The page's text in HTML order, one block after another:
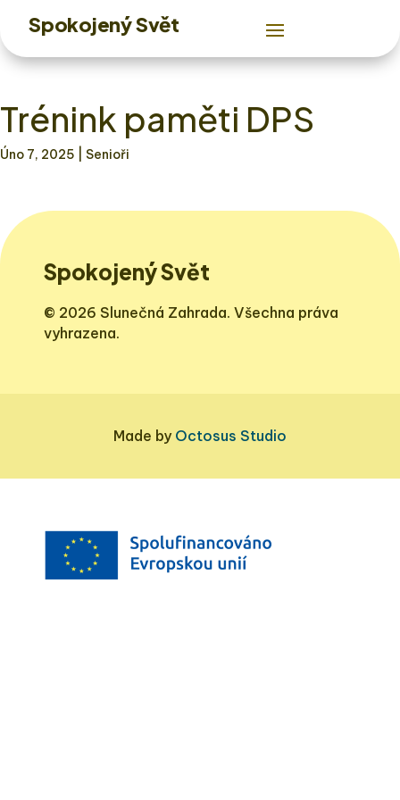
Spokojený Svět
Trénink paměti DPS
Úno 7, 2025 | Senioři
Spokojený Svět
© 2026 Slunečná Zahrada. Všechna práva
vyhrazena.
Made by Octosus Studio